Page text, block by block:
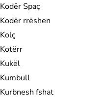
Kodër Spaç
Kodër rrëshen
Kolç
Kotërr
Kukël
Kumbull
Kurbnesh fshat